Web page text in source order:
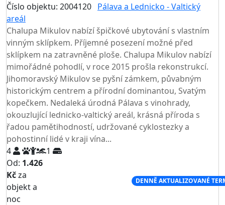
Číslo objektu: 2004120 Pálava a Lednicko - Valtický
areál
Chalupa Mikulov nabízí špičkové ubytování s vlastním
vinným sklípkem. Příjemné posezení možné před
sklípkem na zatravněné ploše. Chalupa Mikulov nabízí
mimořádné pohodlí, v roce 2015 prošla rekonstrukcí.
Jihomoravský Mikulov se pyšní zámkem, půvabným
historickým centrem a přírodní dominantou, Svatým
kopečkem. Nedaleká úrodná Pálava s vinohrady,
okouzlující lednicko-valtický areál, krásná příroda s
řadou pamětihodností, udržované cyklostezky a
pohostinní lidé v kraji vína...
4
1
Od: 1.426
Kčza
objekt a
noc
DENNĚ AKTUALIZOVANÉ